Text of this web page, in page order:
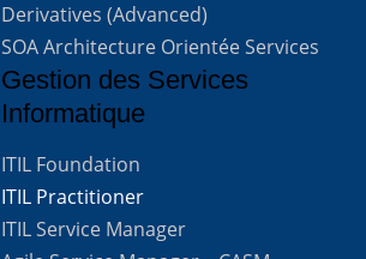
Derivatives (Advanced)
SOA Architecture Orientée Services
Gestion des Services
Informatique
ITIL Foundation
ITIL Practitioner
ITIL Service Manager